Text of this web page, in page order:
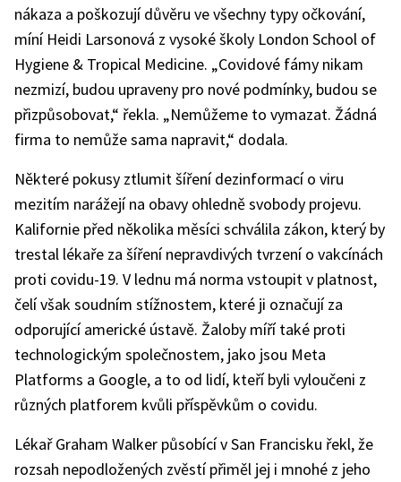
nákaza a poškozují důvěru ve všechny typy očkování,
míní Heidi Larsonová z vysoké školy London School of
Hygiene & Tropical Medicine. „Covidové fámy nikam
nezmizí, budou upraveny pro nové podmínky, budou se
přizpůsobovat,“ řekla. „Nemůžeme to vymazat. Žádná
firma to nemůže sama napravit,“ dodala.
Některé pokusy ztlumit šíření dezinformací o viru
mezitím narážejí na obavy ohledně svobody projevu.
Kalifornie před několika měsíci schválila zákon, který by
trestal lékaře za šíření nepravdivých tvrzení o vakcínách
proti covidu-19. V lednu má norma vstoupit v platnost,
čelí však soudním stížnostem, které ji označují za
odporující americké ústavě. Žaloby míří také proti
technologickým společnostem, jako jsou Meta
Platforms a Google, a to od lidí, kteří byli vyloučeni z
různých platforem kvůli příspěvkům o covidu.
Lékař Graham Walker působící v San Francisku řekl, že
rozsah nepodložených zvěstí přiměl jej i mnohé z jeho